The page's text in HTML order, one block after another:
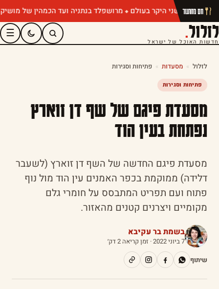
מרושפלד בנתניה ועד הכמהין של מושיק רוט: חם מהתנור
לזלול.
חדשות האוכל של ישראל
☰
לזלול » מסעדות » פתיחות וסגירות
פתיחות וסגירות
מסעדת פיגם של שף דן זוארץ
נפתחת בעין הוד
מסעדת פיגם החדשה של השף דן זוארץ (לשעבר
דלידה) ממוקמת בכפר האמנים עין הוד מול נוף
פתוח ועם תפריט המתבסס על חומרי גלם
מקומיים ויצרנים קטנים מהאזור.
בשמת בר עקיבא
7 ביוני 2022
· זמן קריאה 2 דק׳
שיתוף